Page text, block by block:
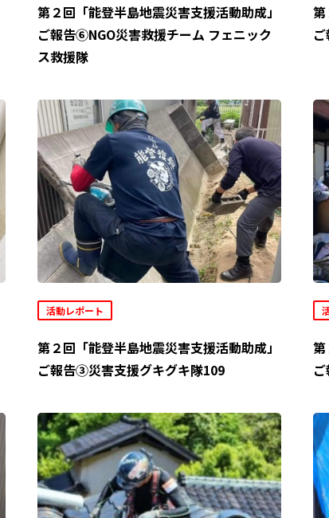
第２回「能登半島地震災害支援活動助成」
ご報告⑥NGO災害救援チーム フェニック
ス救援隊
第
活動レポート
第２回「能登半島地震災害支援活動助成」
ご報告③災害支援グキグキ隊109
第